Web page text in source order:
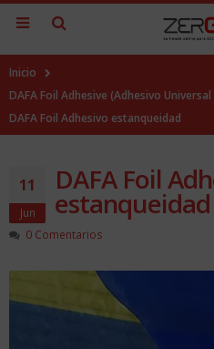
Inicio
DAFA Foil Adhesive (Adhesivo
DAFA Foil Adhesivo estanqueidad
11
Jun
DAFA Foil
estanqueidad
0 Comentarios